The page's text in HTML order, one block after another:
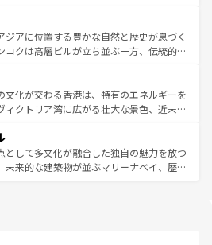
ながら、韓国の多彩な魅力を心ゆくまで味
わってみてほしい。 なお、新着の韓国情報はコンテンツ一
しい。
に伝統が息づく。ハノイの古い町並みやホ
ランス統治時代の建物も、独特の雰囲気を
。また、バラエティの豊かさとおいしさで
バインミー、ベトナムコーヒーなどは、ぜ
たい。どの地域を訪れてもあたたかい人々
てくれるので、きっと忘れられない旅にな
ジアに位置する豊かな自然と歴史が息づく
コクは高層ビルが立ち並ぶ一方、伝統的な
ている。北部ではチェンマイなどの山岳地
合い、南部ではプーケットやクラビの美し
ート気分を楽しむことができる。タイ料理
一年中温暖で、どの季節にも異なる楽しみ
親しみやすいタイの人々、仏教を中心とし
多様な観光資源が、訪れる旅人を魅了し続
文化が交わる香港は、特有のエネルギーを
ィクトリア湾に広がる壮大な景色、近未来
ても感動するはず。観光スポットが密集し
く見どころを回れるのも魅力。息をのむよ
化的な体験まで、香港を存分に楽しみ尽く
として多文化が融合した独自の魅力を放つ
未来的な建築物が並ぶマリーナベイ、歴史